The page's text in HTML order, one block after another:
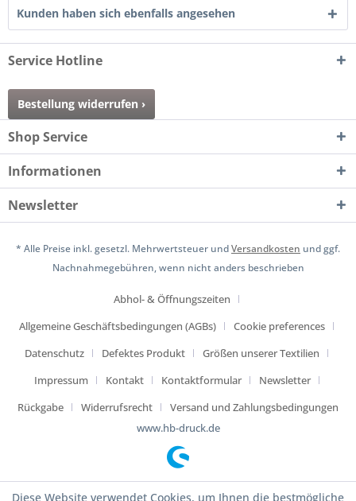
Kunden haben sich ebenfalls angesehen
Service Hotline
Bestellung widerrufen ›
Shop Service
Informationen
Newsletter
* Alle Preise inkl. gesetzl. Mehrwertsteuer undVersandkosten und ggf.
Nachnahmegebühren, wenn nicht anders beschrieben
Abhol- & Öffnungszeiten
Allgemeine Geschäftsbedingungen (AGBs)
Cookie preferences
Datenschutz
Defektes Produkt
Größen unserer Textilien
Impressum
Kontakt Kontaktformular
Newsletter
Rückgabe
Widerrufsrecht
Versand und Zahlungsbedingungen
www.hb-druck.de
Diese Website verwendet Cookies, um Ihnen die bestmögliche